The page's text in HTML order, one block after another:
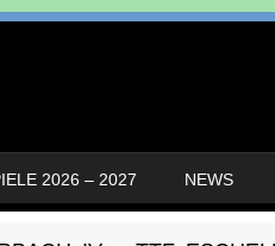
2026 – 2027 NEWS